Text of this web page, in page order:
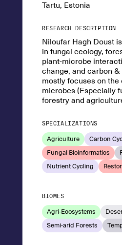
Tartu, Estonia
RESEARCH DESCRIPTION
Niloufar Hagh Doust
in fungal ecology,
plant-microbe
change, and carbon
mostly focuses on
microbes (Especially
forestry and
SPECIALIZATIONS
Agriculture Carbon
Fungal Bioinformatics
Nutrient Cycling
BIOMES
Agri-Ecosystems
Semi-arid Forests